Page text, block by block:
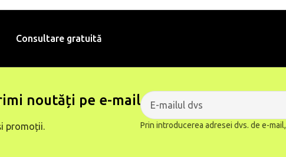
Consultare gratuită
noutăți pe e-mail
promoții. Prin introducerea adresei dvs. de e-